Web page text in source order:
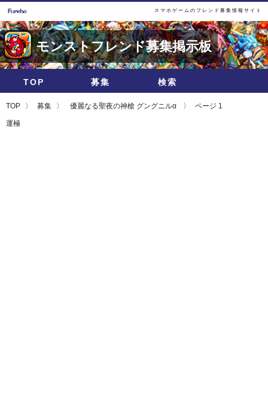
スマホゲームのフレンド募集情報サイト
モンストフレンド募集掲示板
TOP 募集 検索
TOP 募集 優麗なる聖夜の神槍 グングニルα ページ 1
運極